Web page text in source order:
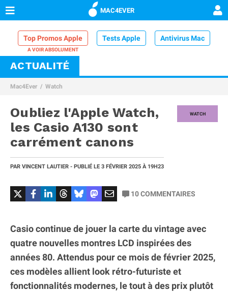
MAC4EVER
Top Promos Apple Tests Apple Antivirus Mac
VPN Mac
Comparatif iPhone
ACTUALITÉ
Mac4Ever Watch
WATCH
Oubliez l'Apple Watch,
les Casio A130 sont
carrément canons
PAR VINCENT LAUTIER - PUBLIÉ LE 3 FÉVRIER 2025 À 19H23
10COMMENTAIRES
Casio continue de jouer la carte du vintage avec
quatre nouvelles montres LCD inspirées des
années 80. Attendus pour ce mois de février 2025,
ces modèles allient look rétro-futuriste et
fonctionnalités modernes, le tout à des prix plutôt